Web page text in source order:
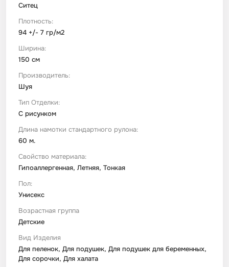
Ситец
Плотность:
94 +/- 7 гр/м2
Ширина:
150 см
Производитель:
Шуя
Тип Отделки:
С рисунком
Длина намотки стандартного рулона:
60 м.
Свойство материала:
Гипоаллергенная, Летняя, Тонкая
Пол:
Унисекс
Возрастная группа
Детские
Вид Изделия
Для пеленок, Для подушек, Для подушек для беременных,
Для сорочки, Для халата